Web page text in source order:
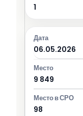
1
06.05.2026
9 849
98